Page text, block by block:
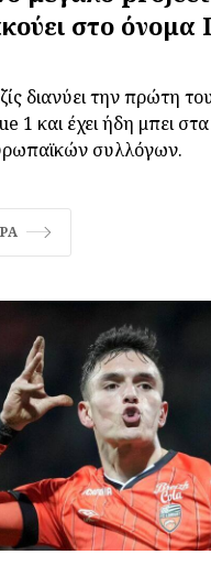
στο
διανύει την πρώτη
1 και έχει ήδη μπει
συλλόγων.